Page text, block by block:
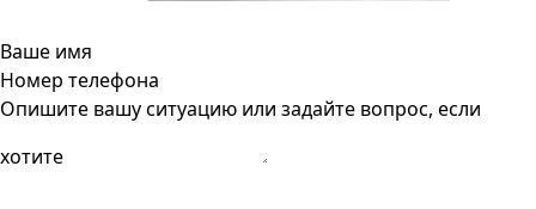
Ваше имя
Номер телефона
Опишите вашу ситуацию или задайте вопрос, если
хотите